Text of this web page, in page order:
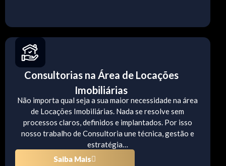
Consultorias na Área de Locações
Imobiliárias
Não importa qual seja a sua maior necessidade na área
de Locações Imobiliárias. Nada se resolve sem
processos claros, definidos e implantados. Por isso
nosso trabalho de Consultoria une técnica, gestão e
estratégia…
Saiba Mais